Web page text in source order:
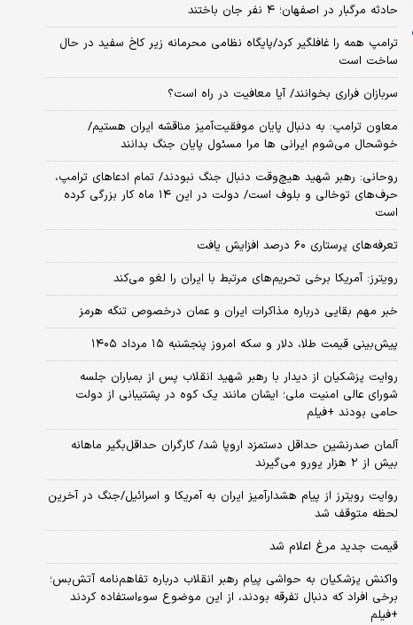
حادثه مرگبار در اصفهان؛ ۴ نفر جان باختند
ترامپ همه را غافلگیر کرد/پایگاه نظامی محرمانه زیر کاخ سفید در حال
ساخت است
سربازان فراری بخوانند/ آیا معافیت در راه است؟
معاون ترامپ: به دنبال پایان موفقیت‌آمیز مناقشه ایران هستیم/
خوشحال می‌شوم ایرانی ها مرا مسئول پایان جنگ بدانند
روحانی: رهبر شهید هیچ‌وقت دنبال جنگ نبودند/ تمام ادعاهای ترامپ،
حرف‌های توخالی و بلوف است/ دولت در این ۱۴ ماه کار بزرگی کرده
است
تعرفه‌های پرستاری ۶۰ درصد افزایش یافت
رویترز: آمریکا برخی تحریم‌های مرتبط با ایران را لغو می‌کند
خبر مهم بقایی درباره مذاکرات ایران و عمان درخصوص تنگه هرمز
پیش‌بینی قیمت طلا، دلار و سکه امروز پنجشنبه ۱۵ مرداد ۱۴۰۵
روایت پزشکیان از دیدار با رهبر شهید انقلاب پس از بمباران جلسه
شورای عالی امنیت ملی؛ ایشان مانند یک کوه در پشتیبانی از دولت
حامی بودند +فیلم
آلمان صدرنشین حداقل دستمزد اروپا شد/ کارگران حداقل‌بگیر ماهانه
بیش از ۲ هزار یورو می‌گیرند
روایت رویترز از پیام هشدارآمیز ایران به آمریکا و اسرائیل/جنگ در آخرین
لحظه متوقف شد
قیمت جدید مرغ اعلام شد
واکنش پزشکیان به حواشی پیام رهبر انقلاب درباره تفاهم‌نامه آتش‌بس؛
برخی افراد که دنبال تفرقه بودند، از این موضوع سوءاستفاده کردند
+فیلم